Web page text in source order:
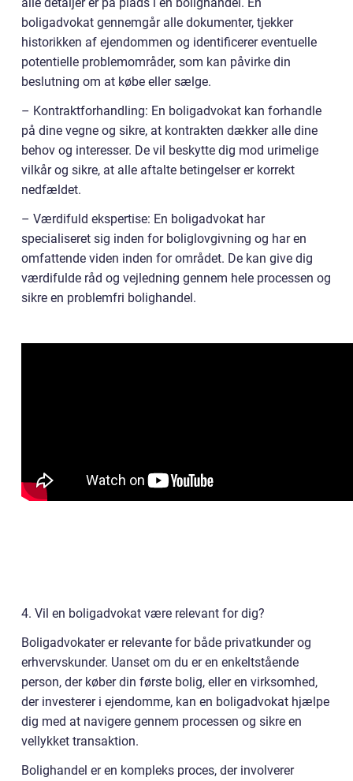
boligadvokat gennemgår alle dokumenter, tjekker
historikken af ejendommen og identificerer eventuelle
potentielle problemområder, som kan påvirke din
beslutning om at købe eller sælge.
– Kontraktforhandling: En boligadvokat kan forhandle
på dine vegne og sikre, at kontrakten dækker alle dine
behov og interesser. De vil beskytte dig mod urimelige
vilkår og sikre, at alle aftalte betingelser er korrekt
nedfældet.
– Værdifuld ekspertise: En boligadvokat har
specialiseret sig inden for boliglovgivning og har en
omfattende viden inden for området. De kan give dig
værdifulde råd og vejledning gennem hele processen og
sikre en problemfri bolighandel.
4. Vil en boligadvokat være relevant for dig?
Boligadvokater er relevante for både privatkunder og
erhvervskunder. Uanset om du er en enkeltstående
person, der køber din første bolig, eller en virksomhed,
der investerer i ejendomme, kan en boligadvokat hjælpe
dig med at navigere gennem processen og sikre en
vellykket transaktion.
Bolighandel er en kompleks proces, der involverer